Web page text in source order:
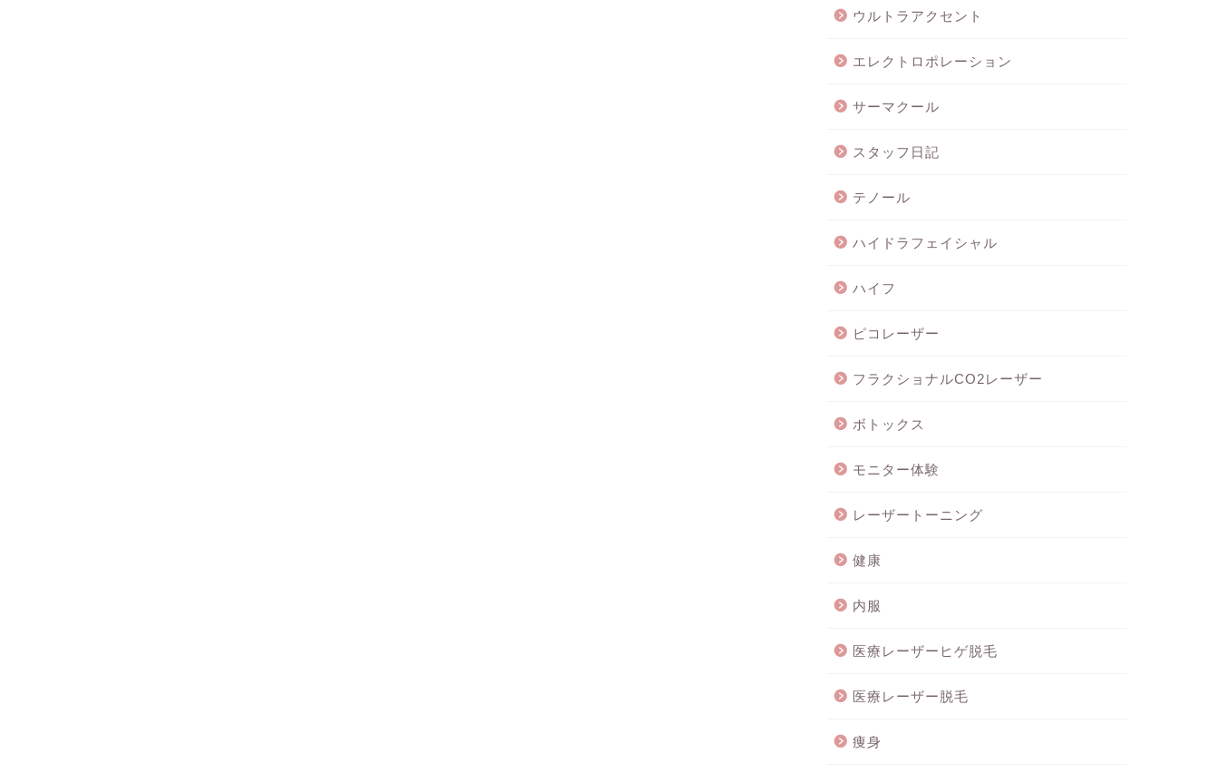
ウルトラアクセント
エレクトロポレーション
サーマクール
スタッフ日記
テノール
ハイドラフェイシャル
ハイフ
ピコレーザー
フラクショナルCO2レーザー
ボトックス
モニター体験
レーザートーニング
健康
内服
医療レーザーヒゲ脱毛
医療レーザー脱毛
痩身